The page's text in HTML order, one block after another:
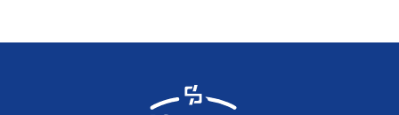
esforços mecânicos, […]